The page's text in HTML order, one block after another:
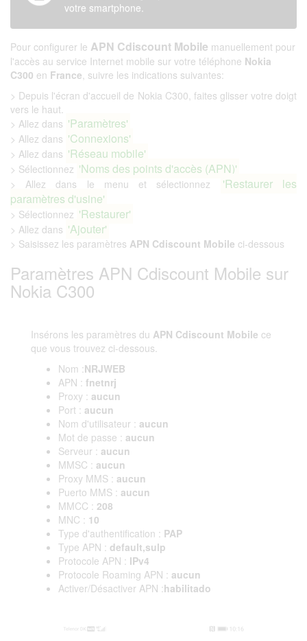
votre smartphone.
Pour configurer le APN Cdiscount Mobile manuellement pour
l'accès au service Internet mobile sur votre téléphone Nokia
C300 en France, suivre les indications suivantes:
> Depuis l'écran d'accueil de Nokia C300, faites glisser votre doigt
vers le haut.
> Allez dans 'Paramètres'
> Allez dans 'Connexions'
> Allez dans 'Réseau mobile'
> Sélectionnez 'Noms des points d'accès (APN)'
> Allez dans le menu et sélectionnez
'Restaurer les
paramètres d'usine'
> Sélectionnez 'Restaurer'
> Allez dans 'Ajouter'
> Saisissez les paramètres APN Cdiscount Mobile ci-dessous
Paramètres APN Cdiscount Mobile sur
Nokia C300
Insérons les paramètres du APN Cdiscount Mobile ce
que vous trouvez ci-dessous.
Nom :NRJWEB
APN : fnetnrj
Proxy : aucun
Port : aucun
Nom d'utilisateur : aucun
Mot de passe : aucun
Serveur : aucun
MMSC : aucun
Proxy MMS : aucun
Puerto MMS : aucun
MMCC : 208
MNC : 10
Type d'authentification : PAP
Type APN : default,sulp
Protocole APN : IPv4
Protocole Roaming APN : aucun
Activer/Désactiver APN :habilitado